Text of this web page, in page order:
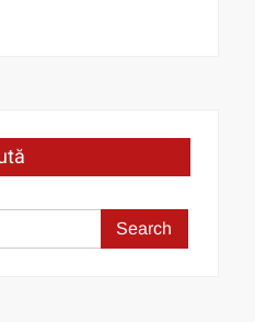
Search
for: